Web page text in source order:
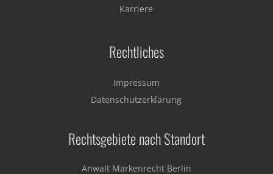
Karriere
Rechtliches
Impressum
Datenschutzerklärung
Rechtsgebiete nach Standort
Anwalt Markenrecht Berlin